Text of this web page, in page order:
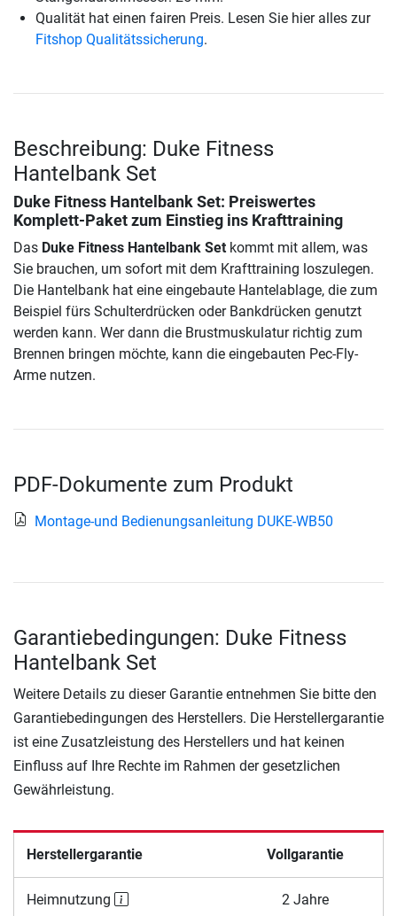
Qualität hat einen fairen Preis. Lesen Sie hier alles zur
Fitshop Qualitätssicherung.
Beschreibung: Duke Fitness
Hantelbank Set
Duke Fitness Hantelbank Set: Preiswertes
Komplett-Paket zum Einstieg ins Krafttraining
Das Duke Fitness Hantelbank Set kommt mit allem, was
Sie brauchen, um sofort mit dem Krafttraining loszulegen.
Die Hantelbank hat eine eingebaute Hantelablage, die zum
Beispiel fürs Schulterdrücken oder Bankdrücken genutzt
werden kann. Wer dann die Brustmuskulatur richtig zum
Brennen bringen möchte, kann die eingebauten Pec-Fly-
Arme nutzen.
PDF-Dokumente zum Produkt
Montage-und Bedienungsanleitung DUKE-WB50
Garantiebedingungen: Duke Fitness
Hantelbank Set
Weitere Details zu dieser Garantie entnehmen Sie bitte den
Garantiebedingungen des Herstellers. Die Herstellergarantie
ist eine Zusatzleistung des Herstellers und hat keinen
Einfluss auf Ihre Rechte im Rahmen der gesetzlichen
Gewährleistung.
Herstellergarantie Vollgarantie
Heimnutzung 2 Jahre